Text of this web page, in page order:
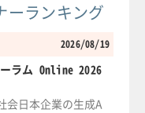
ーランキング
2026/08/19
ラム Online 2026
会日本企業の生成A